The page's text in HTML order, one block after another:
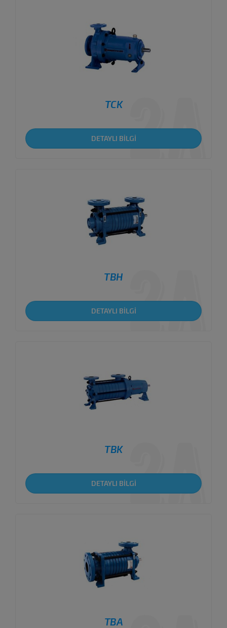
TCK
DETAYLI BİLGİ
TBH
DETAYLI BİLGİ
TBK
DETAYLI BİLGİ
TBA